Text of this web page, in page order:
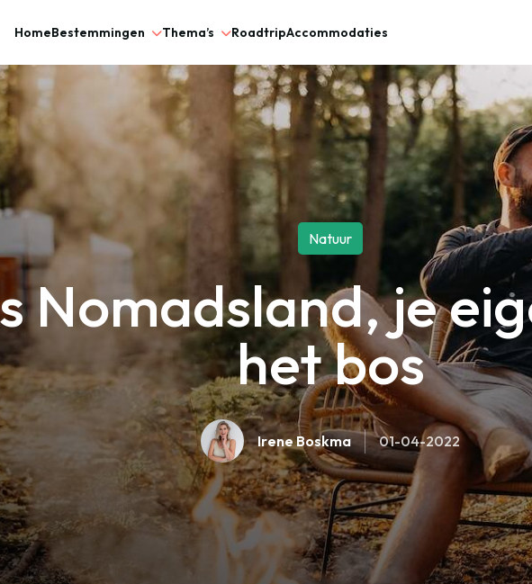
HomeBestemmingen Thema’s RoadtripAccommodaties
Natuur
Nomadsland, je
het bos
Irene Boskma 01-04-2022